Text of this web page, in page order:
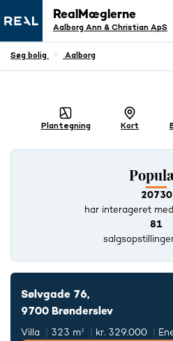
RealMæglerne
Aalborg Ann & Christian ApS
Søg bolig Aalborg
Plantegning Kort
20730
har interageret
81
Sølvgade 76,
9700 Brønderslev
Villa 323 m² kr. 329.000